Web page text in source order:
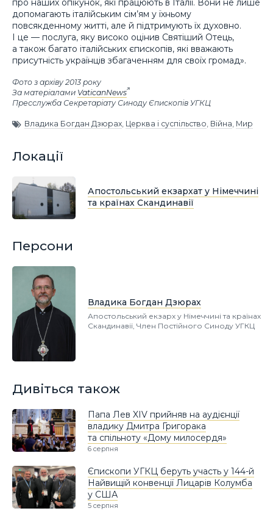
про наших опікунок, які працюють в Італії. Вони не лише
допомагають італійським сім’ям у їхньому
повсякденному житті, але й підтримують їх духовно.
І це — послуга, яку високо оцінив Святіший Отець,
а також багато італійських єпископів, які вважають
присутність українців збагаченням для своїх громад».
Фото з архіву 2013 року
За матеріалами VaticanNews
Пресслужба Секретаріату Синоду Єпископів УГКЦ
Владика Богдан Дзюрах, Церква і суспільство, Війна, Мир
Локації
Апостольський екзархат у Німеччині
та країнах Скандинавії
Персони
Владика Богдан Дзюрах
Апостольський екзарх у Німеччині та країнах
Скандинавії, Член Постійного Синоду УГКЦ
Дивіться також
Папа Лев XIV прийняв на аудієнції
владику Дмитра Григорака
та спільноту «Дому милосердя»
6 серпня
Єпископи УГКЦ беруть участь у 144-й
Найвищій конвенції Лицарів Колумба
у США
5 серпня